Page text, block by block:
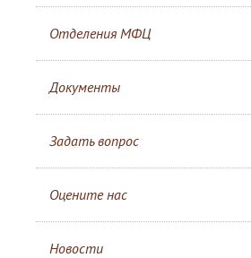
Отделения МФЦ
Документы
Задать вопрос
Оцените нас
Новости